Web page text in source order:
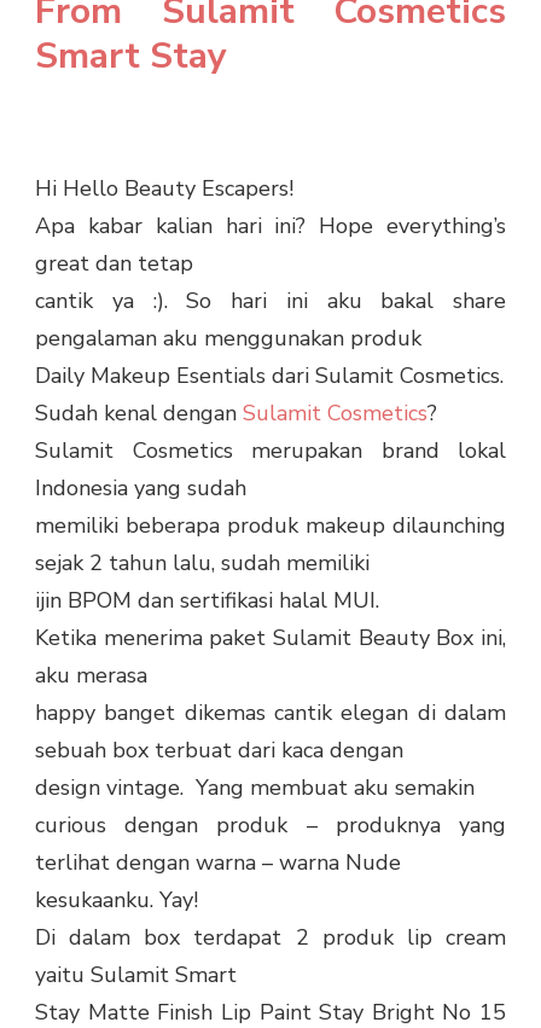
From Sulamit Cosmetics
Smart Stay
Hi Hello Beauty Escapers!
Apa kabar kalian hari ini? Hope everything’s
great dan tetap
cantik ya :). So hari ini aku bakal share
pengalaman aku menggunakan produk
Daily Makeup Esentials dari Sulamit Cosmetics.
Sudah kenal dengan Sulamit Cosmetics?
Sulamit Cosmetics merupakan brand lokal
Indonesia yang sudah
memiliki beberapa produk makeup dilaunching
sejak 2 tahun lalu, sudah memiliki
ijin BPOM dan sertifikasi halal MUI.
Ketika menerima paket Sulamit Beauty Box ini,
aku merasa
happy banget dikemas cantik elegan di dalam
sebuah box terbuat dari kaca dengan
design vintage. Yang membuat aku semakin
curious dengan produk – produknya yang
terlihat dengan warna – warna Nude
kesukaanku. Yay!
Di dalam box terdapat 2 produk lip cream
yaitu Sulamit Smart
Stay Matte Finish Lip Paint Stay Bright No 15